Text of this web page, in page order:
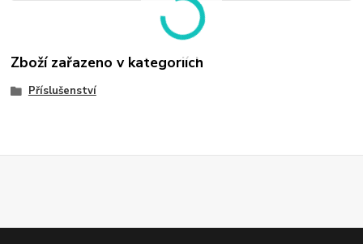
Zboží zařazeno v kategoriích
Příslušenství